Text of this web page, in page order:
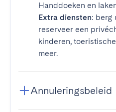
Handdoeken en
Extra diensten: berg
reserveer een
kinderen,
meer.
Annuleringsbeleid